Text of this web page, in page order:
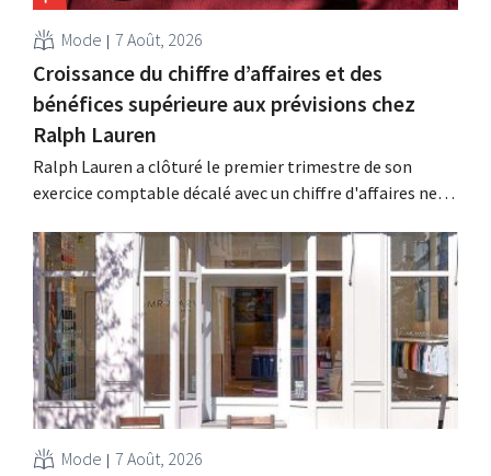
Mode 7 Août, 2026
Croissance du chiffre d’affaires et des
bénéfices supérieure aux prévisions chez
Ralph Lauren
Ralph Lauren a clôturé le premier trimestre de son
exercice comptable décalé avec un chiffre d'affaires net
soit une hausse de 14 % par rapport à l'année
précédente. Fort de ce démarrage supérieur aux
attentes, le groupe revoit également à la...
Mode 7 Août, 2026